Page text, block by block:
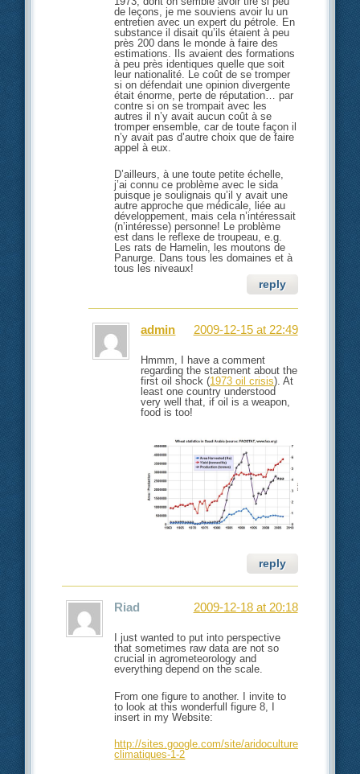
de leçons, je me souviens avoir lu un
entretien avec un expert du pétrole. En
substance il disait qu’ils étaient à peu
près 200 dans le monde à faire des
estimations. Ils avaient des formations
à peu près identiques quelle que soit
leur nationalité. Le coût de se tromper
si on défendait une opinion divergente
était énorme, perte de réputation… par
contre si on se trompait avec les
autres il n’y avait aucun coût à se
tromper ensemble, car de toute façon il
n’y avait pas d’autre choix que de faire
appel à eux.
D’ailleurs, à une toute petite échelle,
j’ai connu ce problème avec le sida
puisque je soulignais qu’il y avait une
autre approche que médicale, liée au
développement, mais cela n’intéressait
(n’intéresse) personne! Le problème
est dans le reflexe de troupeau, e.g.
Les rats de Hamelin, les moutons de
Panurge. Dans tous les domaines et à
tous les niveaux!
reply
admin 2009-12-15 at 22:49
Hmmm, I have a comment
regarding the statement about the
first oil shock (1973 oil crisis). At
least one country understood
very well that, if oil is a weapon,
food is too!
reply
Riad 2009-12-18 at 20:18
I just wanted to put into perspective
that sometimes raw data are not so
crucial in agrometeorology and
everything depend on the scale.
From one figure to another. I invite to
to look at this wonderfull figure 8, I
insert in my Website:
http://sites.google.com/site/aridoculture/
climatiques-1-2